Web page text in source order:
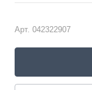
Арт. 042322907